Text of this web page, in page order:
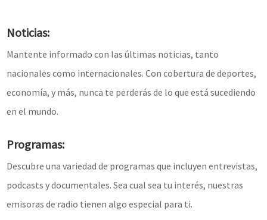
Noticias:
Mantente informado con las últimas noticias, tanto
nacionales como internacionales. Con cobertura de deportes,
economía, y más, nunca te perderás de lo que está sucediendo
en el mundo.
Programas:
Descubre una variedad de programas que incluyen entrevistas,
podcasts y documentales. Sea cual sea tu interés, nuestras
emisoras de radio tienen algo especial para ti.